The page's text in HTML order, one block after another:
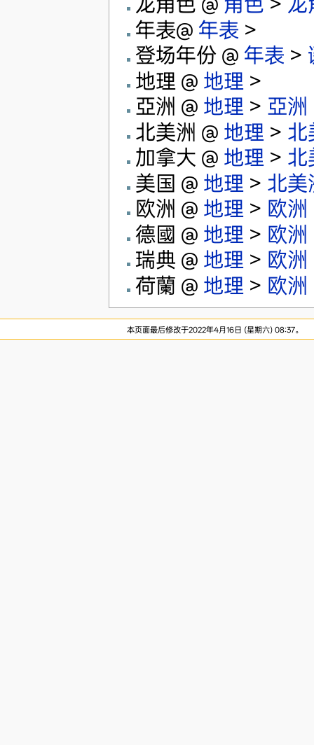
年表@ 年表 >
登场年份 @ 年表 >
地理 @ 地理 >
亞洲 @ 地理 > 亞洲
北美洲 @ 地理 > 北
加拿大 @ 地理 > 北
美国 @ 地理 > 北美
欧洲 @ 地理 > 欧洲
德國 @ 地理 > 欧洲
瑞典 @ 地理 > 欧洲
荷蘭 @ 地理 > 欧洲
本页面最后修改于2022年4月16日 (星期六) 08:37。